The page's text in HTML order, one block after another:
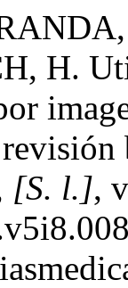
H.
[S. l.],